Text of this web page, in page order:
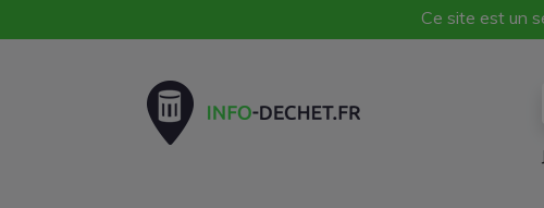
Ce site est un